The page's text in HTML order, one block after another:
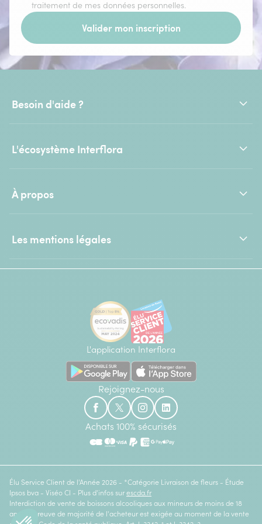
traitement de mes données personnelles.
Valider mon inscription
Besoin d'aide ?
L'écosystème Interflora
À propos
Les mentions légales
L'application Interflora
Rejoignez-nous
Achats 100% sécurisés
Élu Service Client de l'Année 2026 - *Catégorie Livraison de fleurs - Étude
Ipsos bva - Viséo CI - Plus d'infos sur escda.fr
Interdiction de vente de boissons alcooliques aux mineurs de moins de 18
ans. La preuve de majorité de l'acheteur est exigée au moment de la vente